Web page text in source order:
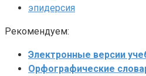
эпидерсия
Рекомендуем:
Электронные версии
Орфографические